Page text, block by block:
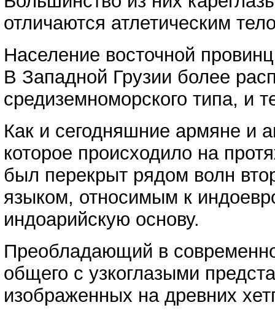
отличаются атлетическим
Население восточной
В Западной Грузии более
средиземноморского типа, и
Как и сегодняшние армяне и
которое происходило на
был перекрыт рядом волн
языком, относимым к
индоарийскую основу.
Преобладающий в
общего с узкоглазыми
изображенных на древних